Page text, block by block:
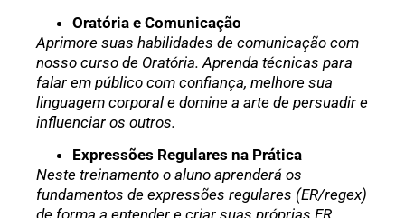
Oratória e Comunicação
Aprimore suas habilidades de comunicação com
nosso curso de Oratória. Aprenda técnicas para
falar em público com confiança, melhore sua
linguagem corporal e domine a arte de persuadir e
influenciar os outros.
Expressões Regulares na Prática
Neste treinamento o aluno aprenderá os
fundamentos de expressões regulares (ER/regex)
de forma a entender e criar suas próprias ER,